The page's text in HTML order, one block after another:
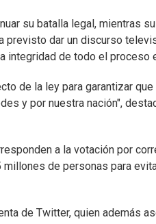
su batalla legal, mientras
dar un discurso
integridad de todo el proceso
de la ley para garantizar
y por nuestra nación",
a la votación por
de personas para
de Twitter, quien además